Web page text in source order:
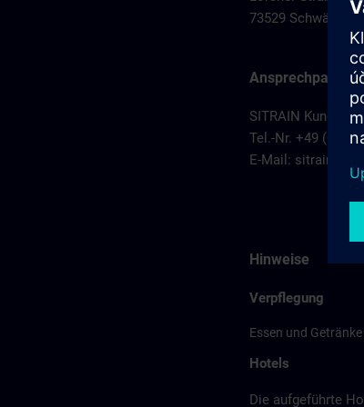
73529
Ansprechpartner
SITRAIN
Tel.-Nr. +49 (0)
E-Mail:
Hinweise
Verpflegung
Essen und
Hotels
Die aufgeführte